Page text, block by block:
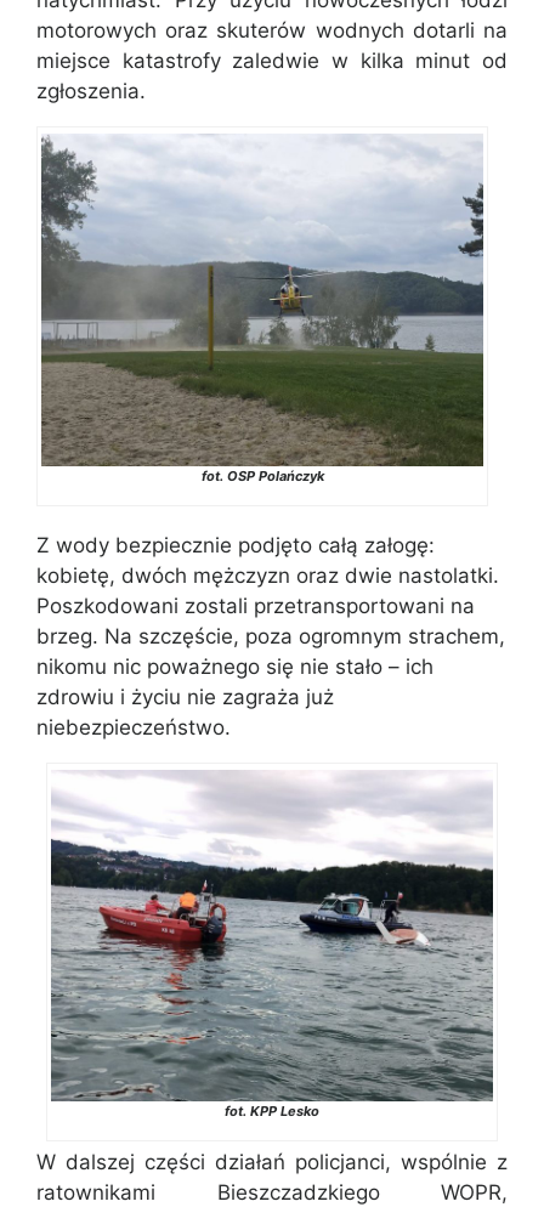
motorowych oraz skuterów wodnych dotarli na
miejsce katastrofy zaledwie w kilka minut od
zgłoszenia.
fot. OSP Polańczyk
Z wody bezpiecznie podjęto całą załogę:
kobietę, dwóch mężczyzn oraz dwie nastolatki.
Poszkodowani zostali przetransportowani na
brzeg. Na szczęście, poza ogromnym strachem,
nikomu nic poważnego się nie stało – ich
zdrowiu i życiu nie zagraża już
niebezpieczeństwo.
fot. KPP Lesko
W dalszej części działań policjanci, wspólnie z
ratownikami Bieszczadzkiego WOPR,